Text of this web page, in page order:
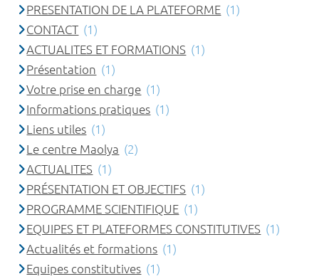
PRESENTATION DE LA PLATEFORME (1)
CONTACT (1)
ACTUALITES ET FORMATIONS (1)
Présentation (1)
Votre prise en charge (1)
Informations pratiques (1)
Liens utiles (1)
Le centre Maolya (2)
ACTUALITES (1)
PRÉSENTATION ET OBJECTIFS (1)
PROGRAMME SCIENTIFIQUE (1)
EQUIPES ET PLATEFORMES CONSTITUTIVES (1)
Actualités et formations (1)
Equipes constitutives (1)